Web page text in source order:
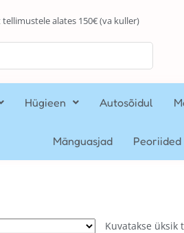
alates 150€ (va kuller)
Hügieen Autosõidul
Mänguasjad Peoriided
Kuvatakse üksik